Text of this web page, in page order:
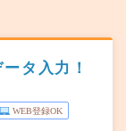
タ入力！
WEB登録OK